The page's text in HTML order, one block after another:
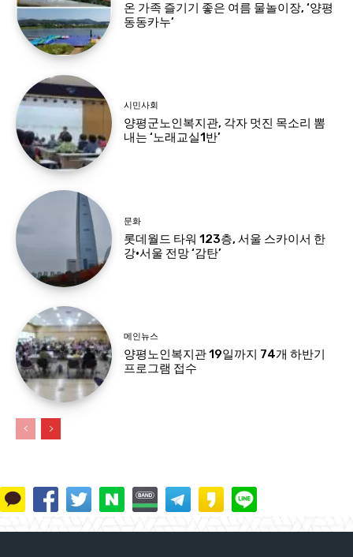
온 가족 즐기기 좋은 여름 물놀이장, ‘양평
동동카누’
시민사회
양평군노인복지관, 각자 멋진 목소리 뽐
내는 ‘노래교실1반’
문화
롯데월드 타워 123층, 서울 스카이서 한
강·서울 전망 ‘감탄’
메인뉴스
양평노인복지관 19일까지 74개 하반기
프로그램 접수